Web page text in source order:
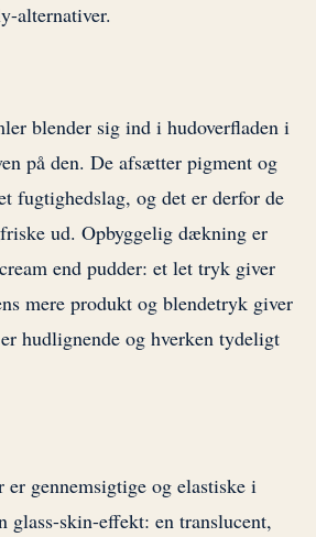
alternativer.
blender sig ind i hudoverfladen i
på den. De afsætter pigment og
fugtighedslag, og det er derfor de
ud. Opbyggelig dækning er
end pudder: et let tryk giver
mere produkt og blendetryk giver
hudlignende og hverken tydeligt
gennemsigtige og elastiske i
glass-skin-effekt: en translucent,